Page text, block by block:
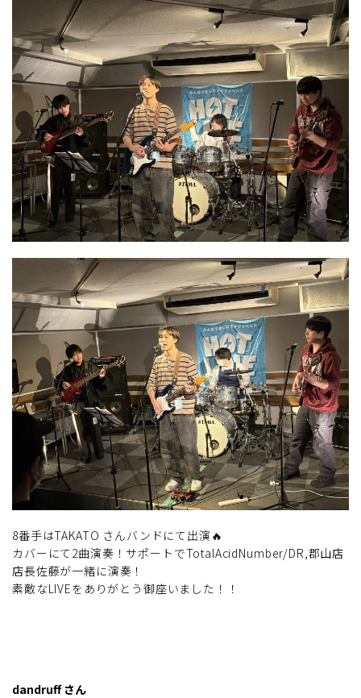
8番手はTAKATO さんバンドにて出演🔥
カバーにて2曲演奏！サポートでTotalAcidNumber/DR,郡山店
店長佐藤が一緒に演奏！
素敵なLIVEをありがとう御座いました！！
dandruff さん